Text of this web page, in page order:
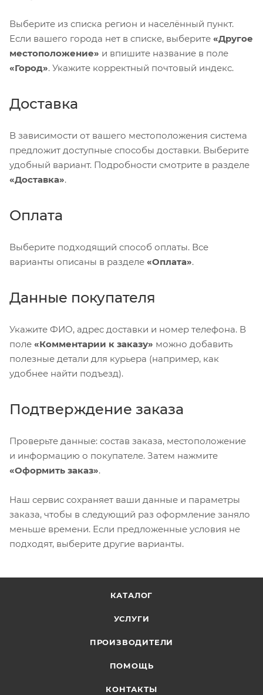
Выберите из списка регион и населённый пункт.
Если вашего города нет в списке, выберите «Другое
местоположение» и впишите название в поле
«Город». Укажите корректный почтовый индекс.
Доставка
В зависимости от вашего местоположения система
предложит доступные способы доставки. Выберите
удобный вариант. Подробности смотрите в разделе
«Доставка».
Оплата
Выберите подходящий способ оплаты. Все
варианты описаны в разделе «Оплата».
Данные покупателя
Укажите ФИО, адрес доставки и номер телефона. В
поле «Комментарии к заказу» можно добавить
полезные детали для курьера (например, как
удобнее найти подъезд).
Подтверждение заказа
Проверьте данные: состав заказа, местоположение
и информацию о покупателе. Затем нажмите
«Оформить заказ».
Наш сервис сохраняет ваши данные и параметры
заказа, чтобы в следующий раз оформление заняло
меньше времени. Если предложенные условия не
подходят, выберите другие варианты.
КАТАЛОГ
УСЛУГИ
ПРОИЗВОДИТЕЛИ
ПОМОЩЬ
КОНТАКТЫ